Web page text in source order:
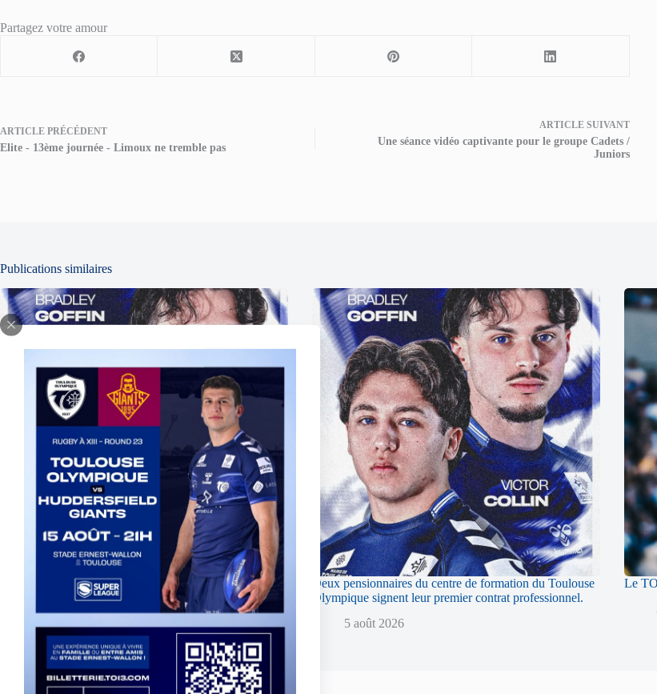
Partagez votre amour
ARTICLE PRÉCÉDENT
Elite - 13ème journée - Limoux ne tremble pas
ARTICLESUIVANT
Une séance vidéo captivante pour le groupe Cadets /
Juniors
Publications similaires
Two Toulouse Olympique Academy Graduates Sign
Their First Professional Contracts.
5 août 2026
Deux pensionnaires du centre de formation du Toulouse
Olympique signent leur premier contrat professionnel.
5 août 2026
Le